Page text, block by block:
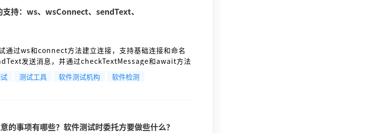
持：ws、wsConnect、sendText、
过ws和connect方法建立连接，支持基础连接和命名
发送消息，并通过checkTextMessage和await方法
wsBaseUrl设置和重连策略。高并发场景需注意资源管理
完整的聊天室测试流程，包括连接建立、消息收发和响应
测试工具 软件测试机构 软件检测
的事项有哪些？软件测试时委托方要做些什么？